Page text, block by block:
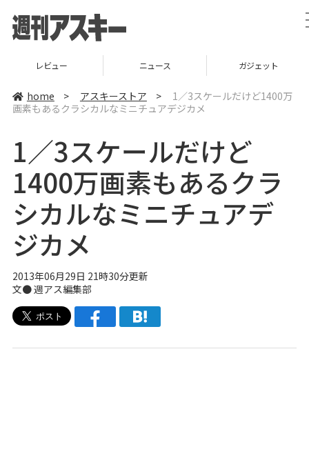
レビュー ニュース ガジェット
home > アスキーストア >
1／3スケールだけど1400万
画素もあるクラシカルなミニチュアデジカメ
1／3スケールだけど
1400万画素もあるクラ
シカルなミニチュアデ
ジカメ
2013年06月29日 21時30分更新
文●週アス編集部